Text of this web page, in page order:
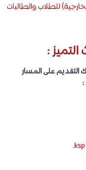
للطلاب والطالبات
:
على المسار
:
ksp
.